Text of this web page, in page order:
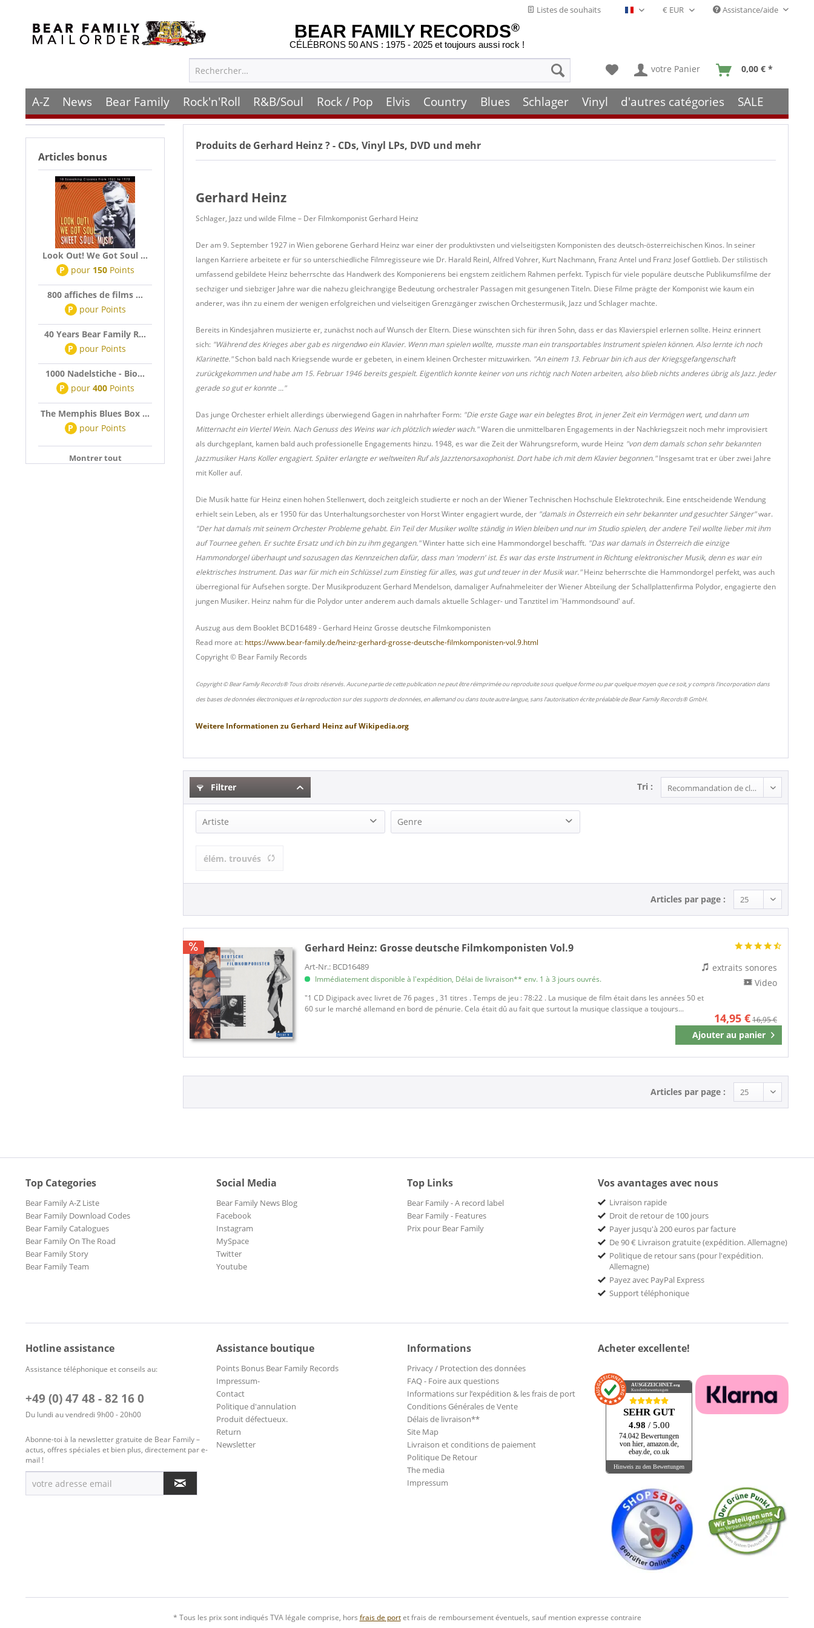
Listes de souhaits Français- FR Assistance/aide
BEAR FAMILY RECORDS®
CÉLÉBRONS 50 ANS : 1975 - 2025 et toujours aussi rock !
votre Panier 0,00 € *
A-Z News Bear Family Rock'n'Roll R&B/Soul Rock / Pop Elvis Country Blues Schlager Vinyl d'autres catégories SALE
Articles bonus
Look Out! We Got Soul ...
P pour 150Points
800 affiches de films ...
P pour Points
40 Years Bear Family R...
P pour Points
1000 Nadelstiche - Bio...
P pour 400Points
The Memphis Blues Box ...
P pour Points
Montrer tout
Produits de Gerhard Heinz? - CDs, Vinyl LPs, DVD und mehr
Gerhard Heinz
Schlager, Jazz und wilde Filme – Der Filmkomponist Gerhard Heinz
Der am 9. September 1927 in Wien geborene Gerhard Heinz war einer der produktivsten und vielseitigsten Komponisten des deutsch-österreichischen Kinos. In seiner
langen Karriere arbeitete er für so unterschiedliche Filmregisseure wie Dr. Harald Reinl, Alfred Vohrer, Kurt Nachmann, Franz Antel und Franz Josef Gottlieb. Der stilistisch
umfassend gebildete Heinz beherrschte das Handwerk des Komponierens bei engstem zeitlichem Rahmen perfekt. Typisch für viele populäre deutsche Publikumsfilme der
sechziger und siebziger Jahre war die nahezu gleichrangige Bedeutung orchestraler Passagen mit gesungenen Titeln. Diese Filme prägte der Komponist wie kaum ein
anderer, was ihn zu einem der wenigen erfolgreichen und vielseitigen Grenzgänger zwischen Orchestermusik, Jazz und Schlager machte.
Bereits in Kindesjahren musizierte er, zunächst noch auf Wunsch der Eltern. Diese wünschten sich für ihren Sohn, dass er das Klavierspiel erlernen sollte. Heinz erinnert
sich: "Während des Krieges aber gab es nirgendwo ein Klavier. Wenn man spielen wollte, musste man ein transportables Instrument spielen können. Also lernte ich noch
Klarinette."Schon bald nach Kriegsende wurde er gebeten, in einem kleinen Orchester mitzuwirken. "An einem 13. Februar bin ich aus der Kriegsgefangenschaft
zurückgekommen und habe am 15. Februar 1946 bereits gespielt. Eigentlich konnte keiner von uns richtig nach Noten arbeiten, also blieb nichts anderes übrig als Jazz. Jeder
gerade so gut er konnte ..."
Das junge Orchester erhielt allerdings überwiegend Gagen in nahrhafter Form: "Die erste Gage war ein belegtes Brot, in jener Zeit ein Vermögen wert, und dann um
Mitternacht ein Viertel Wein. Nach Genuss des Weins war ich plötzlich wieder wach."Waren die unmittelbaren Engagements in der Nachkriegszeit noch mehr improvisiert
als durchgeplant, kamen bald auch professionelle Engagements hinzu. 1948, es war die Zeit der Währungsreform, wurde Heinz "von dem damals schon sehr bekannten
Jazzmusiker Hans Koller engagiert. Später erlangte er weltweiten Ruf als Jazztenorsaxophonist. Dort habe ich mit dem Klavier begonnen."Insgesamt trat er über zwei Jahre
mit Koller auf.
Die Musik hatte für Heinz einen hohen Stellenwert, doch zeitgleich studierte er noch an der Wiener Technischen Hochschule Elektrotechnik. Eine entscheidende Wendung
erhielt sein Leben, als er 1950 für das Unterhaltungsorchester von Horst Winter engagiert wurde, der "damals in Österreich ein sehr bekannter und gesuchter Sänger"war.
"Der hat damals mit seinem Orchester Probleme gehabt. Ein Teil der Musiker wollte ständig in Wien bleiben und nur im Studio spielen, der andere Teil wollte lieber mit ihm
auf Tournee gehen. Er suchte Ersatz und ich bin zu ihm gegangen."Winter hatte sich eine Hammondorgel beschafft. "Das war damals in Österreich die einzige
Hammondorgel überhaupt und sozusagen das Kennzeichen dafür, dass man 'modern' ist. Es war das erste Instrument in Richtung elektronischer Musik, denn es war ein
elektrisches Instrument. Das war für mich ein Schlüssel zum Einstieg für alles, was gut und teuer in der Musik war."Heinz beherrschte die Hammondorgel perfekt, was auch
überregional für Aufsehen sorgte. Der Musikproduzent Gerhard Mendelson, damaliger Aufnahmeleiter der Wiener Abteilung der Schallplattenfirma Polydor, engagierte den
jungen Musiker. Heinz nahm für die Polydor unter anderem auch damals aktuelle Schlager- und Tanztitel im 'Hammondsound' auf.
Auszug aus dem Booklet BCD16489 - Gerhard Heinz Grosse deutsche Filmkomponisten
Read more at: https://www.bear-family.de/heinz-gerhard-grosse-deutsche-filmkomponisten-vol.9.html
Copyright © Bear Family Records
Copyright © Bear Family Records® Tous droits réservés. Aucune partie de cette publication ne peut être réimprimée ou reproduite sous quelque forme ou par quelque moyen que ce soit, y compris l'incorporation dans
des bases de données électroniques et la reproduction sur des supports de données, en allemand ou dans toute autre langue, sans l'autorisation écrite préalable de Bear Family Records® GmbH.
Weitere Informationen zu Gerhard HeinzaufWikipedia.org
Filtrer Tri :
Artiste Genre
élém. trouvés
Articles par page :
Gerhard Heinz: Grosse deutsche Filmkomponisten Vol.9
Art-Nr.: BCD16489
Immédiatement disponible à l'expédition, Délai de livraison** env. 1 à 3 jours ouvrés.
"1 CD Digipack avec livret de 76 pages , 31 titres . Temps de jeu : 78:22 . La musique de film était dans les années 50 et
60 sur le marché allemand en bord de pénurie. Cela était dû au fait que surtout la musique classique a toujours...
14,95 €16,95 €
Ajouter au panier
Mémoriser
extraits sonores
Video
Articles par page :
Top Categories
Bear Family A-Z Liste
Bear Family Download Codes
Bear Family Catalogues
Bear Family On The Road
Bear Family Story
Bear Family Team
Social Media
Bear Family News Blog
Facebook
Instagram
MySpace
Twitter
Youtube
Top Links
Bear Family - A record label
Bear Family - Features
Prix pour Bear Family
Vos avantages avec nous
Livraison rapide
Droit de retour de 100 jours
Payer jusqu'à 200 euros par facture
De 90 € Livraison gratuite (expédition. Allemagne)
Politique de retour sans (pour l'expédition.
Allemagne)
Payez avec PayPal Express
Support téléphonique
Hotline assistance
Assistance téléphonique et conseils au:
+49 (0) 47 48 - 82 16 0
Du lundi au vendredi 9h00 - 20h00
Abonne-toi à la newsletter gratuite de Bear Family –
actus, offres spéciales et bien plus, directement par e-
mail !
Assistance boutique
Points Bonus Bear Family Records
Impressum-
Contact
Politique d'annulation
Produit défectueux.
Return
Newsletter
Informations
Privacy / Protection des données
FAQ - Foire aux questions
Informations sur l’expédition & les frais de port
Conditions Générales de Vente
Délais de livraison**
Site Map
Livraison et conditions de paiement
Politique De Retour
The media
Impressum
Acheter excellente!
AUSGEZEICHNET .org
Kundenbewertungen
SEHR GUT
4.98 / 5.00
74.042 Bewertungen
von hier, amazon.de,
ebay.de, co.uk
Hinweis zu den Bewertungen
* Tous les prix sont indiqués TVA légale comprise, hors frais de portet frais de remboursement éventuels, sauf mention expresse contraire